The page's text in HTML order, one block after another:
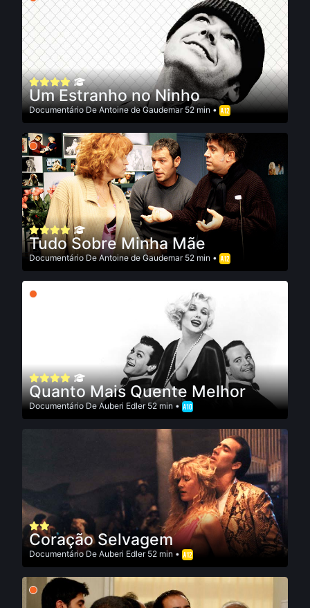
Um Estranho no Ninho
DocumentárioDeAntoine de Gaudemar52 min •
Tudo Sobre Minha Mãe
DocumentárioDeAntoine de Gaudemar52 min •
Quanto Mais Quente Melhor
DocumentárioDeAuberi Edler52 min •
Coração Selvagem
DocumentárioDe Auberi Edler52 min •